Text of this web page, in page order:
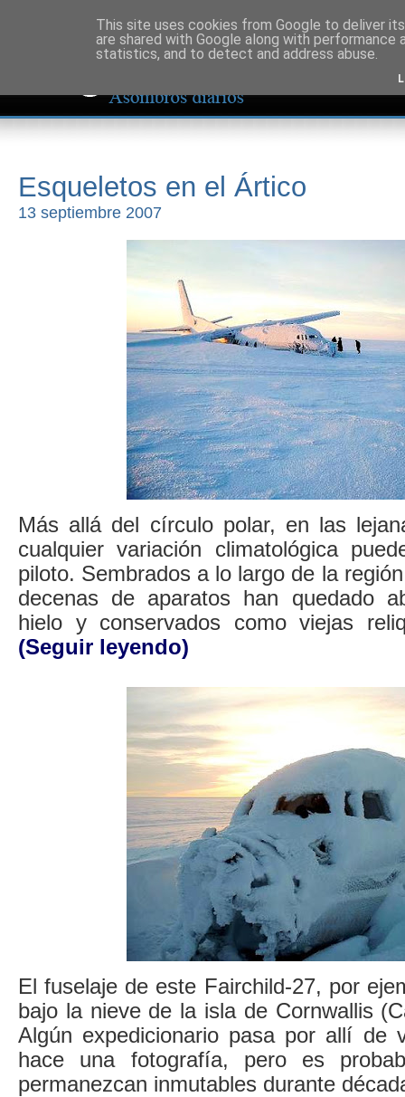
Esqueletos en el Ártico
13 septiembre 2007
Más allá del círculo polar, en las
cualquier variación climatológica
piloto. Sembrados a lo largo de la
decenas de aparatos han quedado
hielo y conservados como viejas
(Seguir leyendo)
El fuselaje de este Fairchild-27, por
bajo la nieve de la isla de Cornwallis
Algún expedicionario pasa por allí de
hace una fotografía, pero es
permanezcan inmutables durante
This site uses cookies from Google to deliver
are shared with Google along with
statistics, and to detect and address abuse.